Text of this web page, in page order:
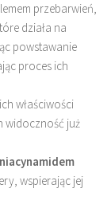
przebarwień,
działa na
powstawanie
proces ich
właściwości
widoczność już
niacynamidem
wspierając jej